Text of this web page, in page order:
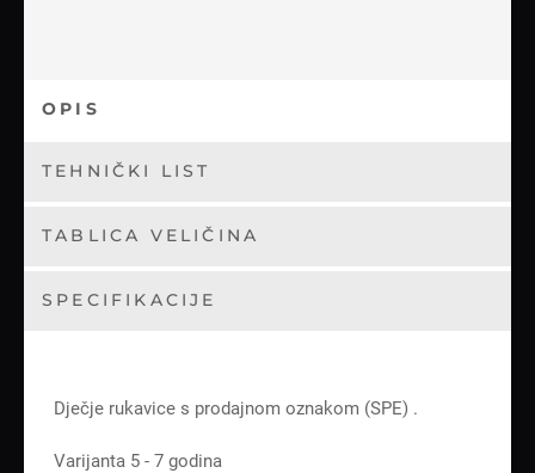
OPIS
TEHNIČKI LIST
TABLICA VELIČINA
SPECIFIKACIJE
Dječje rukavice s prodajnom oznakom (SPE) .
Varijanta 5 - 7 godina